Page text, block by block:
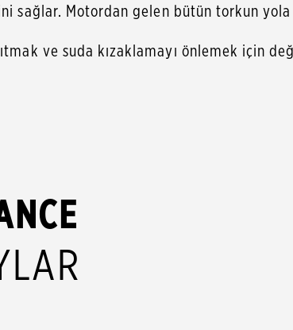
sağlar. Motordan gelen bütün torkun
ve suda kızaklamayı önlemek için